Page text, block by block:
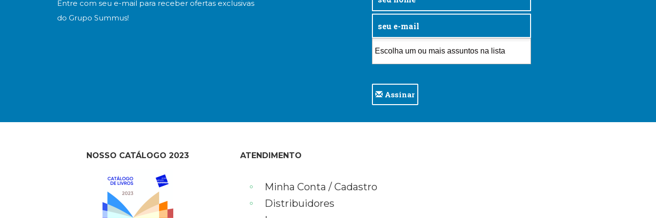
Entre com seu e-mail para receber ofertas exclusivas
do Grupo Summus!
Assinar
NOSSO CATÁLOGO 2023 ATENDIMENTO
Minha Conta / Cadastro
Distribuidores